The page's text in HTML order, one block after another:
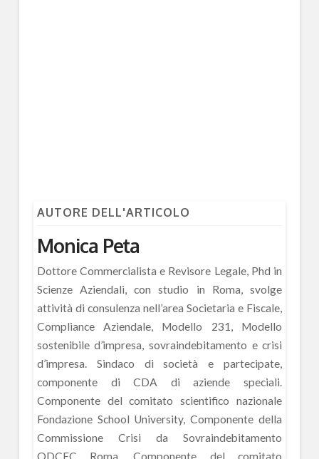
AUTORE DELL'ARTICOLO
Monica Peta
Dottore Commercialista e Revisore Legale, Phd in
Scienze Aziendali, con studio in Roma, svolge
attività di consulenza nell’area Societaria e Fiscale,
Compliance Aziendale, Modello 231, Modello
sostenibile d’impresa, sovraindebitamento e crisi
d’impresa. Sindaco di società e partecipate,
componente di CDA di aziende speciali.
Componente del comitato scientifico nazionale
Fondazione School University, Componente della
Commissione Crisi da Sovraindebitamento
ODCEC Roma, Componente del comitato